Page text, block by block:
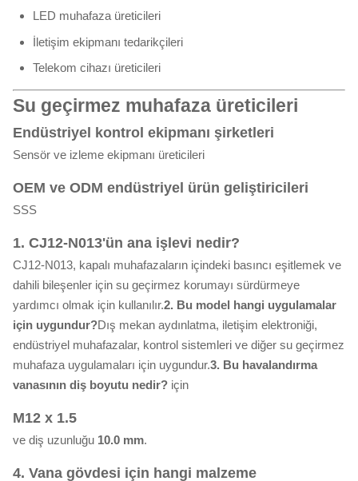
LED muhafaza üreticileri
İletişim ekipmanı tedarikçileri
Telekom cihazı üreticileri
Su geçirmez muhafaza üreticileri
Endüstriyel kontrol ekipmanı şirketleri
Sensör ve izleme ekipmanı üreticileri
OEM ve ODM endüstriyel ürün geliştiricileri
SSS
1. CJ12-N013'ün ana işlevi nedir?
CJ12-N013, kapalı muhafazaların içindeki basıncı eşitlemek ve
dahili bileşenler için su geçirmez korumayı sürdürmeye
yardımcı olmak için kullanılır.2. Bu model hangi uygulamalar
için uygundur?Dış mekan aydınlatma, iletişim elektroniği,
endüstriyel muhafazalar, kontrol sistemleri ve diğer su geçirmez
muhafaza uygulamaları için uygundur.3. Bu havalandırma
vanasının diş boyutu nedir? için
M12 x 1.5
ve diş uzunluğu 10.0 mm.
4. Vana gövdesi için hangi malzeme